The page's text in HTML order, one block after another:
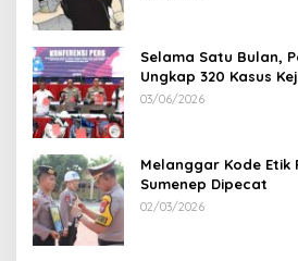
Selama Satu Bulan,
Ungkap 320 Kasus
100 Sepeda Motor
03/06/2026
Melanggar Kode Etik
Sumenep Dipecat
02/03/2026